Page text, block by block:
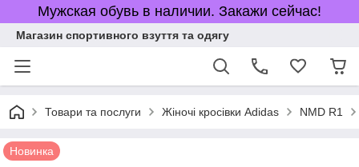
Мужская обувь в наличии. Закажи сейчас!
Магазин спортивного взуття та одягу
Товари та послуги Жіночі кросівки Adidas NMD R1
Новинка